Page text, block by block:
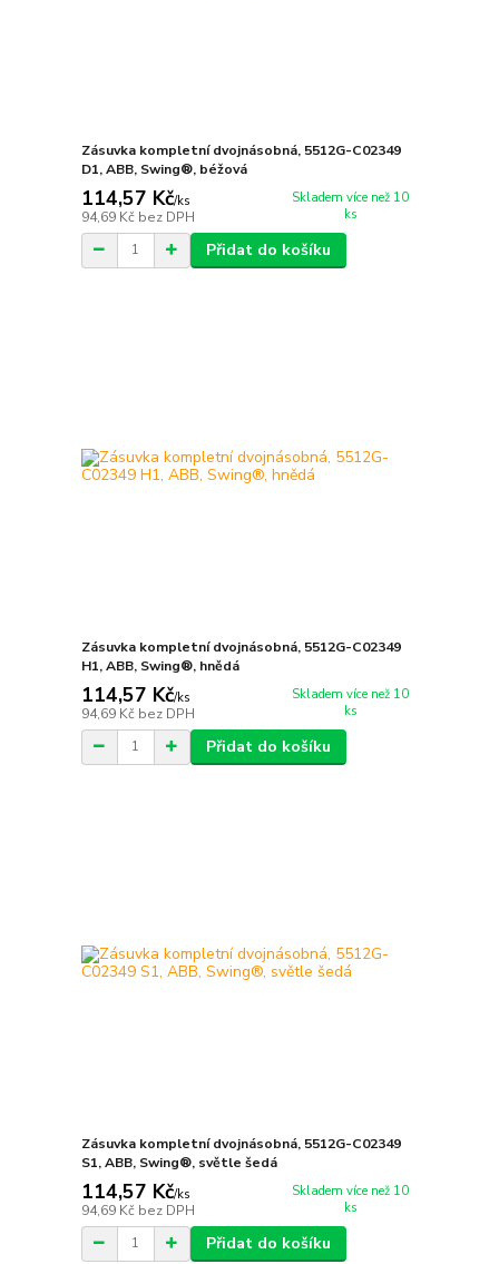
Zásuvka kompletní dvojnásobná, 5512G-C02349
D1, ABB, Swing®, béžová
114,57 Kč/ks
94,69 Kč bez DPH
Skladem více než 10
ks
Přidat do košíku
Zásuvka kompletní dvojnásobná, 5512G-C02349
H1, ABB, Swing®, hnědá
114,57 Kč/ks
94,69 Kč bez DPH
Skladem více než 10
ks
Přidat do košíku
Zásuvka kompletní dvojnásobná, 5512G-C02349
S1, ABB, Swing®, světle šedá
114,57 Kč/ks
94,69 Kč bez DPH
Skladem více než 10
ks
Přidat do košíku